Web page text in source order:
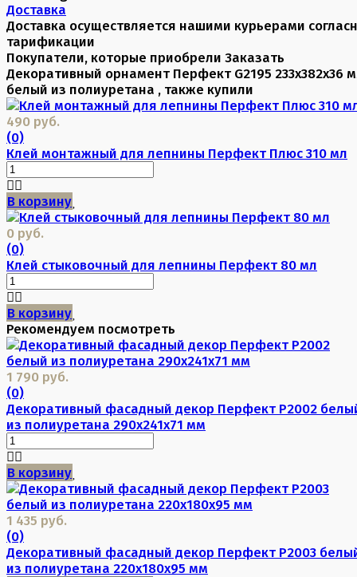
Доставка
Доставка осуществляется нашими курьерами
тарификации
Покупатели, которые приобрели Заказать
Декоративный орнамент Перфект G2195 233х382х36
белый из полиуретана , также купили
490 руб.
(0)
Клей монтажный для лепнины Перфект Плюс 310 мл
В корзину
0 руб.
(0)
Клей стыковочный для лепнины Перфект 80 мл
В корзину
Рекомендуем посмотреть
1 790 руб.
(0)
Декоративный фасадный декор Перфект P2002
из полиуретана 290х241х71 мм
В корзину
1 435 руб.
(0)
Декоративный фасадный декор Перфект P2003
из полиуретана 220х180х95 мм